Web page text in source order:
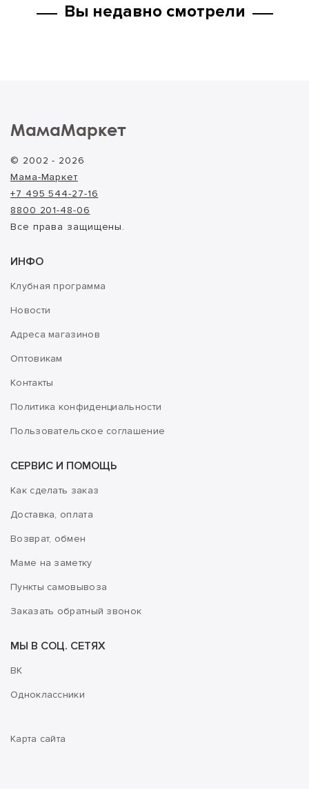
Вы недавно смотрели
МамаМаркет
© 2002 - 2026
Мама-Маркет
+7 495 544-27-16
8800 201-48-06
Все права защищены.
ИНФО
Клубная программа
Новости
Адреса магазинов
Оптовикам
Контакты
Политика конфиденциальности
Пользовательское соглашение
СЕРВИС И ПОМОЩЬ
Как сделать заказ
Доставка, оплата
Возврат, обмен
Маме на заметку
Пункты самовывоза
Заказать обратный звонок
МЫ В СОЦ. СЕТЯХ
ВК
Одноклассники
Карта сайта